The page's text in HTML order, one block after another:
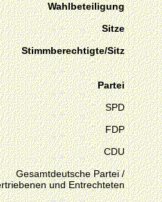
Wahlbeteiligung
Sitze
Stimmberechtigte/Sitz
Partei
SPD
FDP
CDU
Gesamtdeutsche Partei /
und Entrechteten